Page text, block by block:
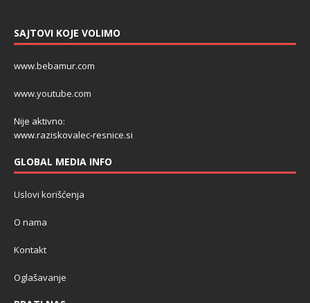
SAJTOVI KOJE VOLIMO
www.bebamur.com
www.youtube.com
Nije aktivno:
www.raziskovalec-resnice.si
GLOBAL MEDIA INFO
Uslovi korišćenja
O nama
Kontakt
Oglašavanje